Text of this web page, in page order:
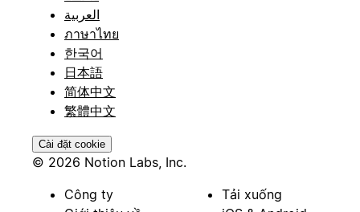
العربية
ภาษาไทย
한국어
日本語
简体中文
繁體中文
Cài đặt cookie
© 2026 Notion Labs, Inc.
Công ty
Tải xuống